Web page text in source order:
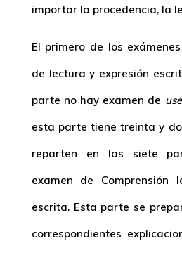
importar la procedencia, la
El primero de los
de lectura y expresión
parte no hay examen de
esta parte tiene treinta y
reparten en las siete
examen de Comprensión
escrita. Esta parte se
correspondientes